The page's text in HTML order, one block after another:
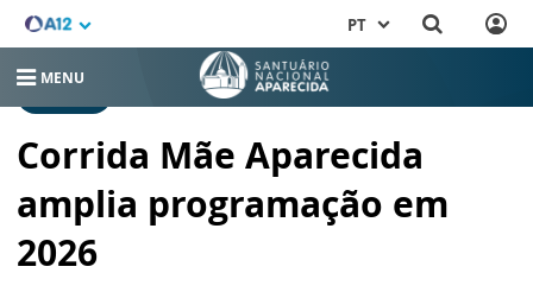
PT
MENU
Corrida Mãe Aparecida
amplia programação em
2026